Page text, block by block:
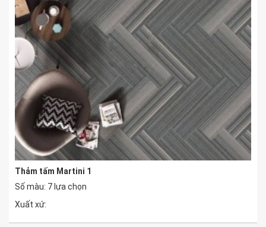
Thảm tấm Martini 1
Số màu: 7 lựa chọn
Xuất xứ: